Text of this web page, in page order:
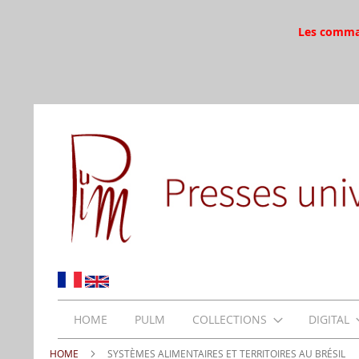
Les
HOME PULM COLLECTIONS DIGITAL
HOME SYSTÈMES ALIMENTAIRES ET TERRITOIRES AU BRÉSIL